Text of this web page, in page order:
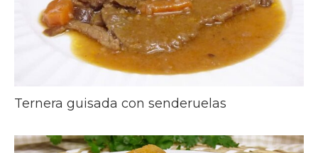
Ternera guisada con senderuelas